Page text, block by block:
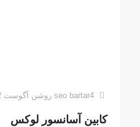
seo bartar4 روشن آگوست 2, 2017
کابین آسانسور لوکس